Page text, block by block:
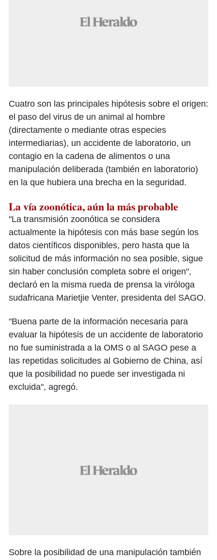
Cuatro son las principales hipótesis sobre el origen:
el paso del virus de un animal al hombre
(directamente o mediante otras especies
intermediarias), un accidente de laboratorio, un
contagio en la cadena de alimentos o una
manipulación deliberada (también en laboratorio)
en la que hubiera una brecha en la seguridad.
La vía zoonótica, aún la más probable
"La transmisión zoonótica se considera
actualmente la hipótesis con más base según los
datos científicos disponibles, pero hasta que la
solicitud de más información no sea posible, sigue
sin haber conclusión completa sobre el origen",
declaró en la misma rueda de prensa la viróloga
sudafricana Marietjie Venter, presidenta del SAGO.
"Buena parte de la información necesaria para
evaluar la hipótesis de un accidente de laboratorio
no fue suministrada a la OMS o al SAGO pese a
las repetidas solicitudes al Gobierno de China, así
que la posibilidad no puede ser investigada ni
excluida", agregó.
Sobre la posibilidad de una manipulación también